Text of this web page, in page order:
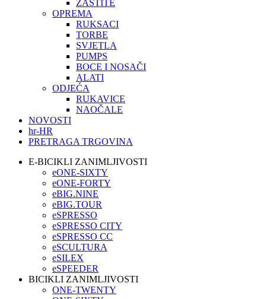
ZAŠTITE
OPREMA
RUKSACI
TORBE
SVJETLA
PUMPS
BOCE I NOSAČI
ALATI
ODJEĆA
RUKAVICE
NAOČALE
NOVOSTI
hr-HR
PRETRAGA TRGOVINA
E-BICIKLI ZANIMLJIVOSTI
eONE-SIXTY
eONE-FORTY
eBIG.NINE
eBIG.TOUR
eSPRESSO
eSPRESSO CITY
eSPRESSO CC
eSCULTURA
eSILEX
eSPEEDER
BICIKLI ZANIMLJIVOSTI
ONE-TWENTY